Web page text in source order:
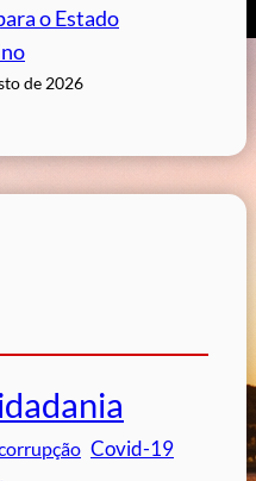
o Estado
de 2026
Covid-19